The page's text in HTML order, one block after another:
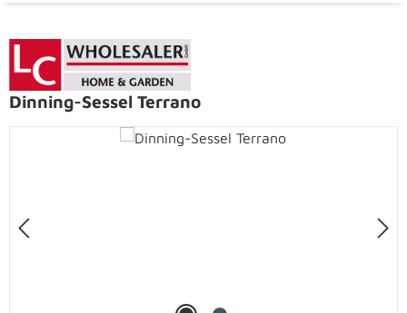
Bildergalerie überspringen
Dinning-Sessel Terrano